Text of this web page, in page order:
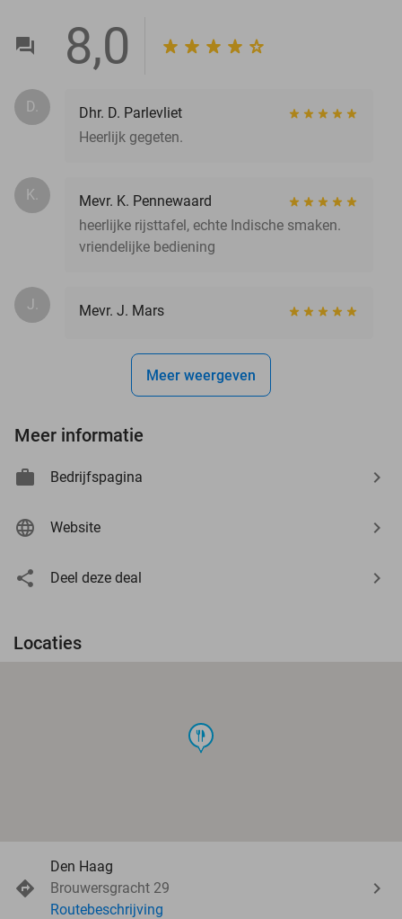
8,0
D.
Dhr. D. Parlevliet
Heerlijk gegeten.
K.
Mevr. K. Pennewaard
heerlijke rijsttafel, echte Indische smaken.
vriendelijke bediening
J. Mevr. J. Mars
Meer weergeven
Meer informatie
Bedrijfspagina
Website
Deel deze deal
Locaties
food
Den Haag
Brouwersgracht 29
Routebeschrijving